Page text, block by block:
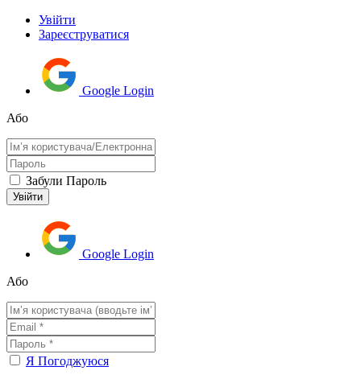
Увійти
Зареєструватися
Google Login
Або
Забули Пароль
Google Login
Або
Я Погоджуюся